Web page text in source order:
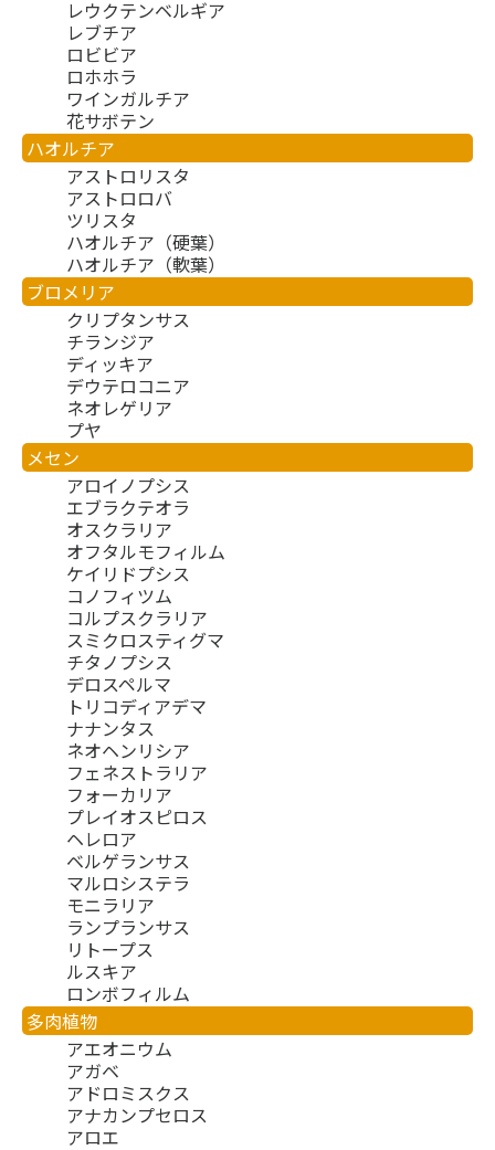
レウクテンベルギア
レブチア
ロビビア
ロホホラ
ワインガルチア
花サボテン
ハオルチア
アストロリスタ
アストロロバ
ツリスタ
ハオルチア（硬葉）
ハオルチア（軟葉）
ブロメリア
クリプタンサス
チランジア
ディッキア
デウテロコニア
ネオレゲリア
プヤ
メセン
アロイノプシス
エブラクテオラ
オスクラリア
オフタルモフィルム
ケイリドプシス
コノフィツム
コルプスクラリア
スミクロスティグマ
チタノプシス
デロスペルマ
トリコディアデマ
ナナンタス
ネオヘンリシア
フェネストラリア
フォーカリア
プレイオスピロス
ヘレロア
ベルゲランサス
マルロシステラ
モニラリア
ランプランサス
リトープス
ルスキア
ロンボフィルム
多肉植物
アエオニウム
アガベ
アドロミスクス
アナカンプセロス
アロエ